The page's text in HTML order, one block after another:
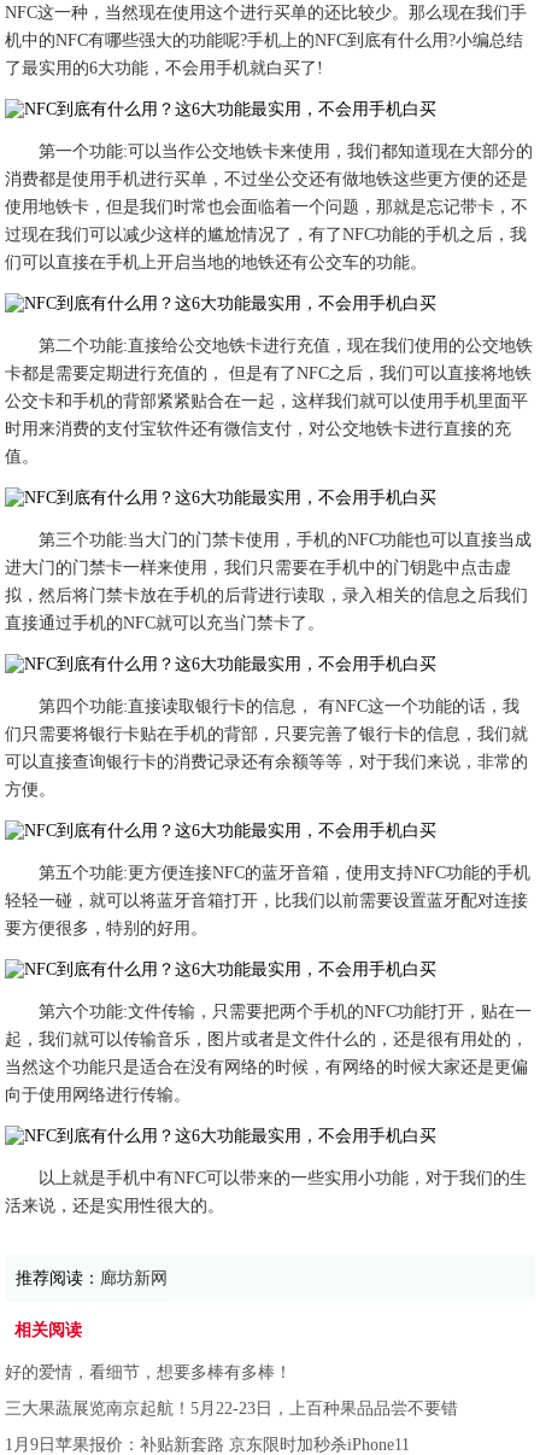
NFC这一种，当然现在使用这个进行买单的还比较少。那么现在我们手
机中的NFC有哪些强大的功能呢?手机上的NFC到底有什么用?小编总结
了最实用的6大功能，不会用手机就白买了!
第一个功能:可以当作公交地铁卡来使用，我们都知道现在大部分的
消费都是使用手机进行买单，不过坐公交还有做地铁这些更方便的还是
使用地铁卡，但是我们时常也会面临着一个问题，那就是忘记带卡，不
过现在我们可以减少这样的尴尬情况了，有了NFC功能的手机之后，我
们可以直接在手机上开启当地的地铁还有公交车的功能。
第二个功能:直接给公交地铁卡进行充值，现在我们使用的公交地铁
卡都是需要定期进行充值的， 但是有了NFC之后，我们可以直接将地铁
公交卡和手机的背部紧紧贴合在一起，这样我们就可以使用手机里面平
时用来消费的支付宝软件还有微信支付，对公交地铁卡进行直接的充
值。
第三个功能:当大门的门禁卡使用，手机的NFC功能也可以直接当成
进大门的门禁卡一样来使用，我们只需要在手机中的门钥匙中点击虚
拟，然后将门禁卡放在手机的后背进行读取，录入相关的信息之后我们
直接通过手机的NFC就可以充当门禁卡了。
第四个功能:直接读取银行卡的信息， 有NFC这一个功能的话，我
们只需要将银行卡贴在手机的背部，只要完善了银行卡的信息，我们就
可以直接查询银行卡的消费记录还有余额等等，对于我们来说，非常的
方便。
第五个功能:更方便连接NFC的蓝牙音箱，使用支持NFC功能的手机
轻轻一碰，就可以将蓝牙音箱打开，比我们以前需要设置蓝牙配对连接
要方便很多，特别的好用。
第六个功能:文件传输，只需要把两个手机的NFC功能打开，贴在一
起，我们就可以传输音乐，图片或者是文件什么的，还是很有用处的，
当然这个功能只是适合在没有网络的时候，有网络的时候大家还是更偏
向于使用网络进行传输。
以上就是手机中有NFC可以带来的一些实用小功能，对于我们的生
活来说，还是实用性很大的。
推荐阅读： 廊坊新网
相关阅读
好的爱情，看细节，想要多棒有多棒！
三大果蔬展览南京起航！5月22-23日，上百种果品品尝不要错
1月9日苹果报价：补贴新套路 京东限时加秒杀iPhone11